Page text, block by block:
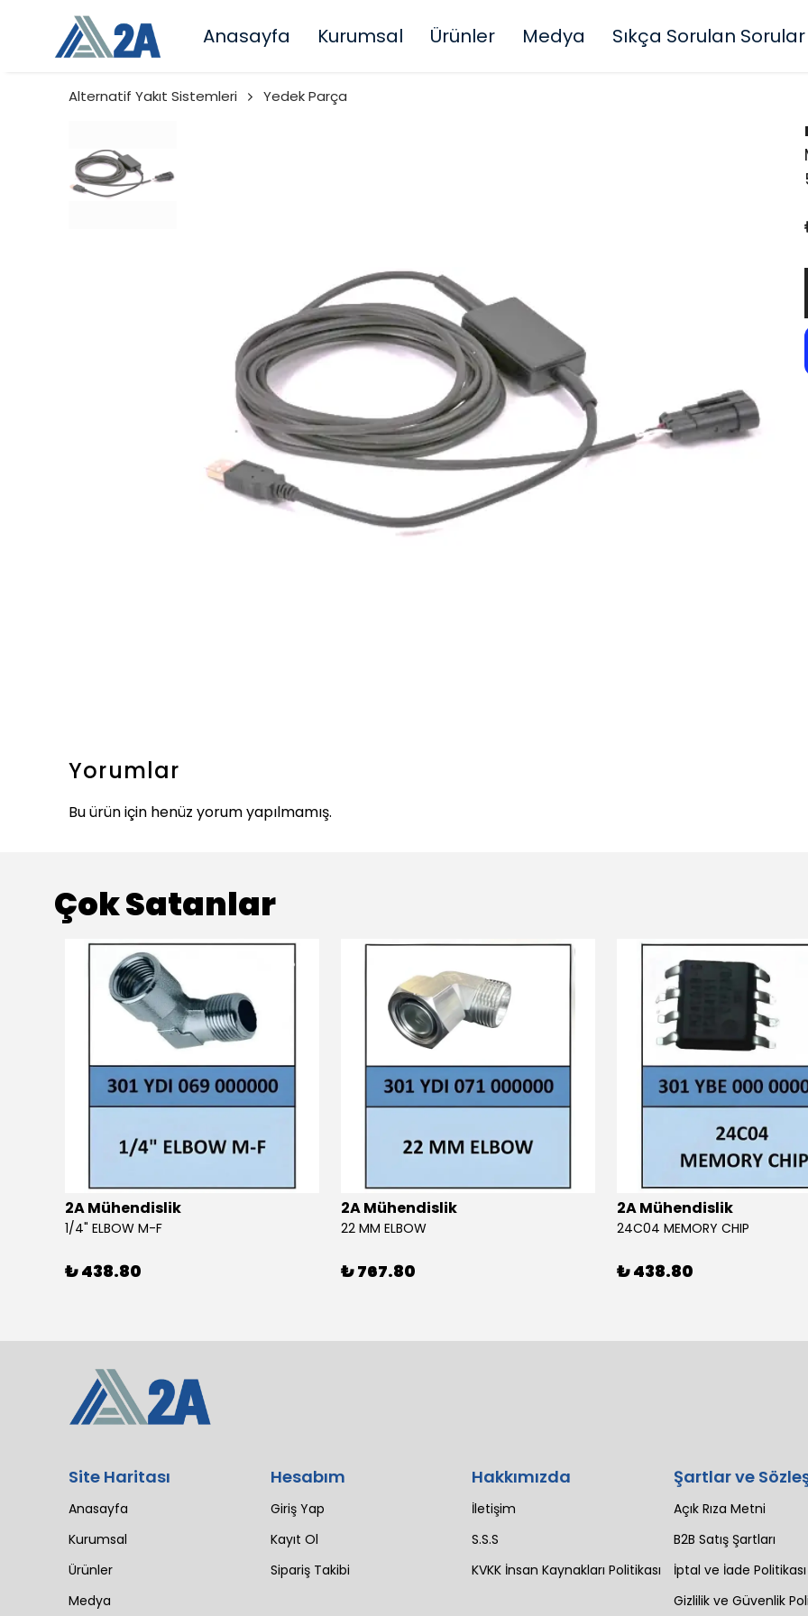
Anasayfa Kurumsal Ürünler Medya Sıkça Sorulan Sorular
Alternatif Yakıt Sistemleri Yedek Parça
Yorumlar
Bu ürün için henüz yorum yapılmamış.
Çok Satanlar
2A Mühendislik
1/4" ELBOW M-F
₺ 438.80
2A Mühendislik
22 MM ELBOW
₺ 767.80
2A Mühendislik
24C04 MEMORY CHIP
₺ 438.80
Site Haritası
Anasayfa
Kurumsal
Ürünler
Medya
Hesabım
Giriş Yap
Kayıt Ol
Sipariş Takibi
Hakkımızda
İletişim
S.S.S
KVKK İnsan Kaynakları Politikası
Şartlar ve
Açık Rıza Metni
B2B Satış Şartları
İptal ve İade Politikası
Gizlilik ve Güvenlik